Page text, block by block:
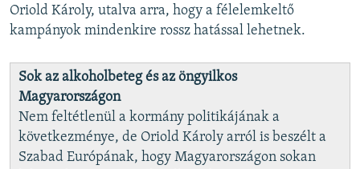
Oriold Károly, utalva arra, hogy a félelemkeltő
kampányok mindenkire rossz hatással lehetnek.
Sok az alkoholbeteg és az öngyilkos
Magyarországon
Nem feltétlenül a kormány politikájának a
következménye, de Oriold Károly arról is beszélt a
Szabad Európának, hogy Magyarországon sokan